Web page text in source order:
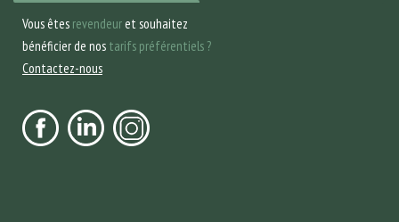
Vous êtes revendeur et souhaitez
bénéficier de nos tarifs préférentiels ?
Contactez-nous